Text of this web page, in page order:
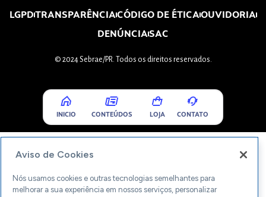
LGPDTRANSPARÊNCIACÓDIGO DE ÉTICAOUVIDORIA
DENÚNCIASAC
© 2024 Sebrae/PR. Todos os direitos reservados.
INICIO CONTEÚDOS LOJA CONTATO
Aviso de Cookies
Nós usamos cookies e outras tecnologias semelhantes para
melhorar a sua experiência em nossos serviços, personalizar